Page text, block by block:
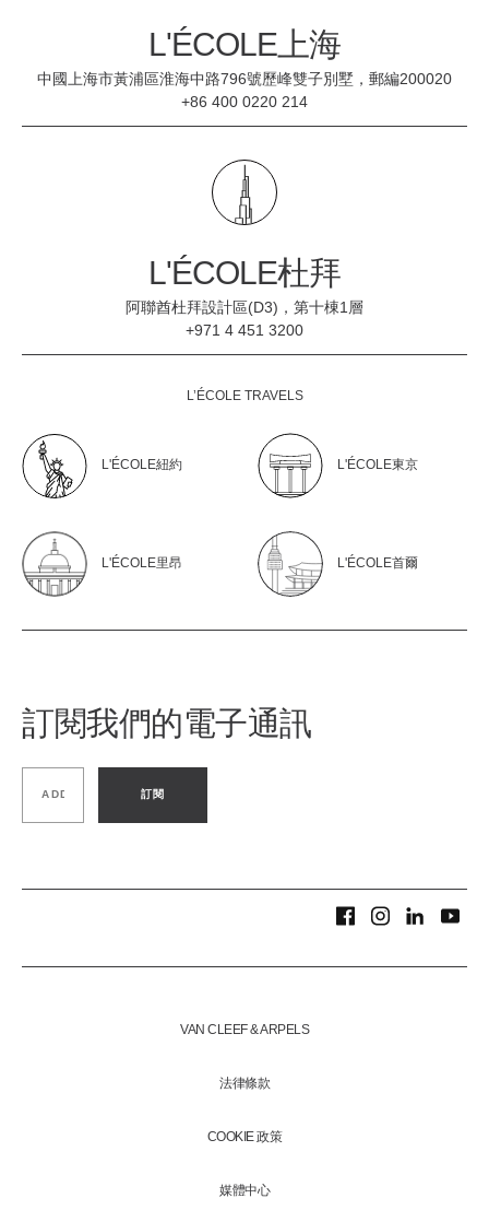
L'ÉCOLE上海
中國上海市黃浦區淮海中路796號歷峰雙子別墅，郵編200020
+86 400 0220 214
L'ÉCOLE杜拜
阿聯酋杜拜設計區(D3)，第十棟1層
+971 4 451 3200
L’ÉCOLE TRAVELS
L'ÉCOLE紐約 L'ÉCOLE東京
L'ÉCOLE里昂 L'ÉCOLE首爾
訂閱我們的電子通訊
訂閱
VAN CLEEF & ARPELS
法律條款
COOKIE 政策
媒體中心